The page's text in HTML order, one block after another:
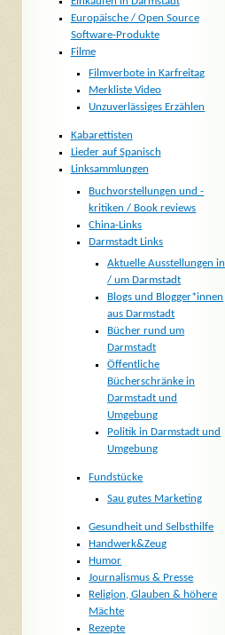
Europäische / Open Source
Software-Produkte
Filme
Filmverbote in Karfreitag
Merkliste Video
Unzuverlässiges Erzählen
Kabarettisten
Lieder auf Spanisch
Linksammlungen
Buchvorstellungen und -
kritiken / Book reviews
China-Links
Darmstadt Links
Aktuelle Ausstellungen in
/ um Darmstadt
Blogs und Blogger*innen
aus Darmstadt
Bücher rund um
Darmstadt
Öffentliche
Bücherschränke in
Darmstadt und
Umgebung
Politik in Darmstadt und
Umgebung
Fundstücke
Sau gutes Marketing
Gesundheit und Selbsthilfe
Handwerk&Zeug
Humor
Journalismus & Presse
Religion, Glauben & höhere
Mächte
Rezepte